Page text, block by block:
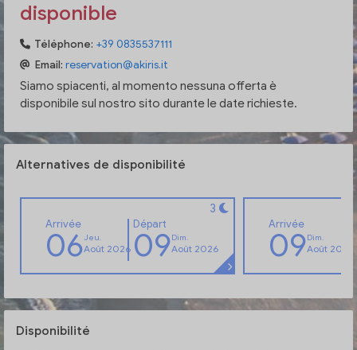
disponible
Téléphone: +39 0835537111
Email: reservation@akiris.it
Siamo spiacenti, al momento nessuna offerta è
disponibile sul nostro sito durante le date richieste.
Alternatives de disponibilité
3
Arrivée
06Jeu.
Août 2026
Départ
09Dim.
Août 2026
Arrivée
09Dim.
Août 2026
Disponibilité